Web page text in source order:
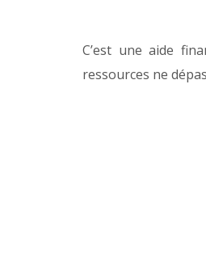
C’est une aide
ressources ne